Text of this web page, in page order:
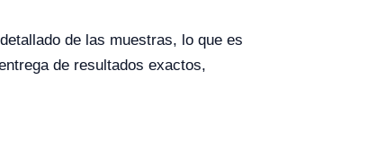
de las muestras, lo que es
de resultados exactos,